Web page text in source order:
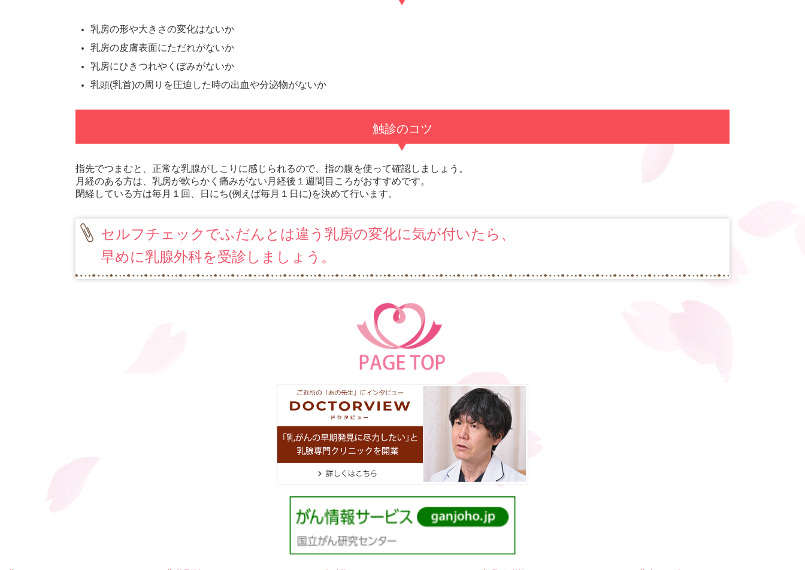
乳房の形や大きさの変化はないか
乳房の皮膚表面にただれがないか
乳房にひきつれやくぼみがないか
乳頭(乳首)の周りを圧迫した時の出血や分泌物がないか
触診のコツ
指先でつまむと、正常な乳腺がしこりに感じられるので、指の腹を使って確認しましょう。
月経のある方は、乳房が軟らかく痛みがない月経後１週間目ころがおすすめです。
閉経している方は毎月１回、日にち(例えば毎月１日に)を決めて行います。
セルフチェックでふだんとは違う乳房の変化に気が付いたら、
早めに乳腺外科を受診しましょう。